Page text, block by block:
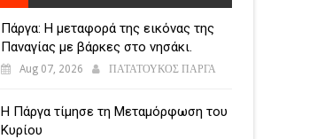
POSTS
Πάργα: Η μεταφορά της εικόνας της
Παναγίας με βάρκες στο νησάκι.
Aug 07, 2026 ΠΑΤΑΤΟΥΚΟΣ ΠΑΡΓΑ
Η Πάργα τίμησε τη Μεταμόρφωση του
Κυρίου